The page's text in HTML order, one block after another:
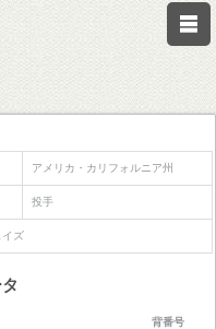
アメリカ・カリフォルニア州
投手
イズ
背番号